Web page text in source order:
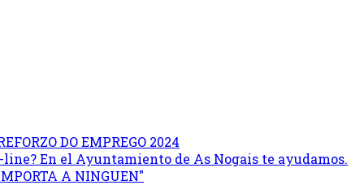
DO EMPREGO 2024
En el Ayuntamiento de As Nogais te ayudamos.
A NINGUEN"